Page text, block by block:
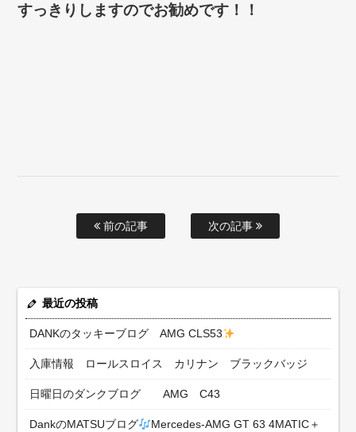
すっきりしますのでお勧めです！！
前の記事 次の記事
最近の投稿
DANKのタッキーブログ AMG CLS53
入庫情報 ロールスロイス カリナン ブラックバッジ
日曜日のダンクブログ AMG C43
DankのMATSUブログ Mercedes-AMG GT 63 4MATIC＋